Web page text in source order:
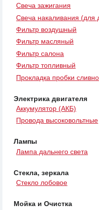
Свеча зажигания
Свеча накаливания (для
Фильтр воздушный
Фильтр масляный
Фильтр салона
Фильтр топливный
Прокладка пробки
Электрика двигателя
Аккумулятор (АКБ)
Провода высоковольтные
Лампы
Лампа дальнего света
Стекла, зеркала
Стекло лобовое
Мойка и Очистка